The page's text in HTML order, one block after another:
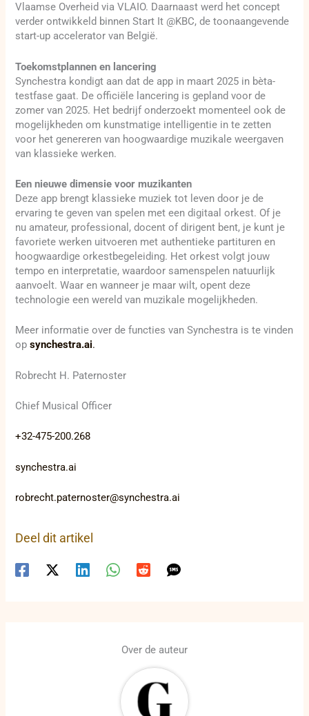
Vlaamse Overheid via VLAIO. Daarnaast werd het concept
verder ontwikkeld binnen Start It @KBC, de toonaangevende
start-up accelerator van België.
Toekomstplannen en lancering
Synchestra kondigt aan dat de app in maart 2025 in bèta-
testfase gaat. De officiële lancering is gepland voor de
zomer van 2025. Het bedrijf onderzoekt momenteel ook de
mogelijkheden om kunstmatige intelligentie in te zetten
voor het genereren van hoogwaardige muzikale weergaven
van klassieke werken.
Een nieuwe dimensie voor muzikanten
Deze app brengt klassieke muziek tot leven door je de
ervaring te geven van spelen met een digitaal orkest. Of je
nu amateur, professional, docent of dirigent bent, je kunt je
favoriete werken uitvoeren met authentieke partituren en
hoogwaardige orkestbegeleiding. Het orkest volgt jouw
tempo en interpretatie, waardoor samenspelen natuurlijk
aanvoelt. Waar en wanneer je maar wilt, opent deze
technologie een wereld van muzikale mogelijkheden.
Meer informatie over de functies van Synchestra is te vinden
opsynchestra.ai.
Robrecht H. Paternoster
Chief Musical Officer
+32-475-200.268
synchestra.ai
robrecht.paternoster@synchestra.ai
Deel dit artikel
Over de auteur